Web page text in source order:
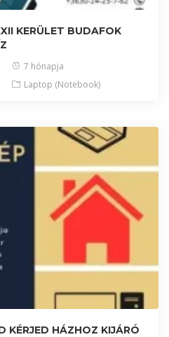
KERÜLET BUDAFOK
7 hónapja
Laptop (Notebook)
KÉRJED HÁZHOZ KIJÁRÓ